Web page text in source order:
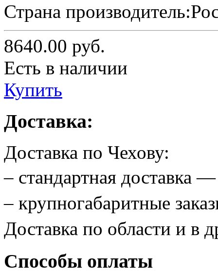
Страна производитель:
8640.00 руб.
Есть в наличии
Купить
Доставка:
Доставка по Чехову:
– стандартная доставка
– крупногабаритные
Доставка по области и в
Способы оплаты